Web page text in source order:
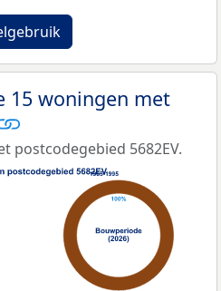
15 woningen met
postcodegebied 5682EV.